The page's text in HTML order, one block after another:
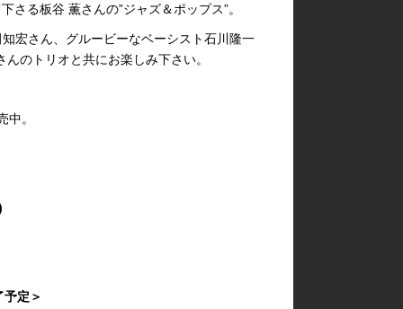
さる板谷 薫さんの”ジャズ＆ポップス”。
宏さん、グルービーなベーシスト石川隆一
のトリオと共にお楽しみ下さい。
中。
了予定＞